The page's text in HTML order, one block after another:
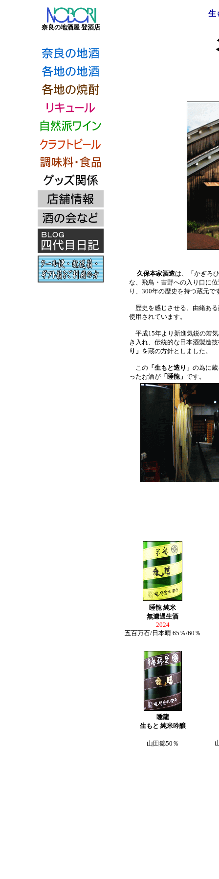
奈良の地酒屋 登酒店
生
久保本家酒造は、「かぎろ
な、飛鳥・吉野への入り口に
り、300年の歴史を持つ蔵元で
歴史を感じさせる、由緒あ
使用されています。
平成15年より新進気鋭の若
き入れ、伝統的な日本酒製造
り」 を蔵の方針としました。
この 「生もと造り」 の為に
ったお酒が 「睡龍」 です。
睡龍 純米
無濾過生酒
2024
五百万石/日本晴 65％/60％
睡龍
生もと 純米吟醸
山田錦50％